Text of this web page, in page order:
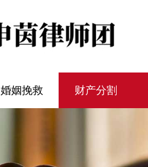
婚姻挽救 财产分割